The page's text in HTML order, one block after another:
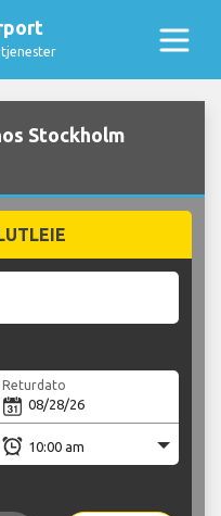
Stockholm
Returdato